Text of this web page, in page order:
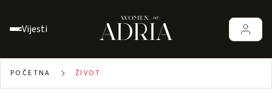
Vijesti
POČETNA ŽIVOT